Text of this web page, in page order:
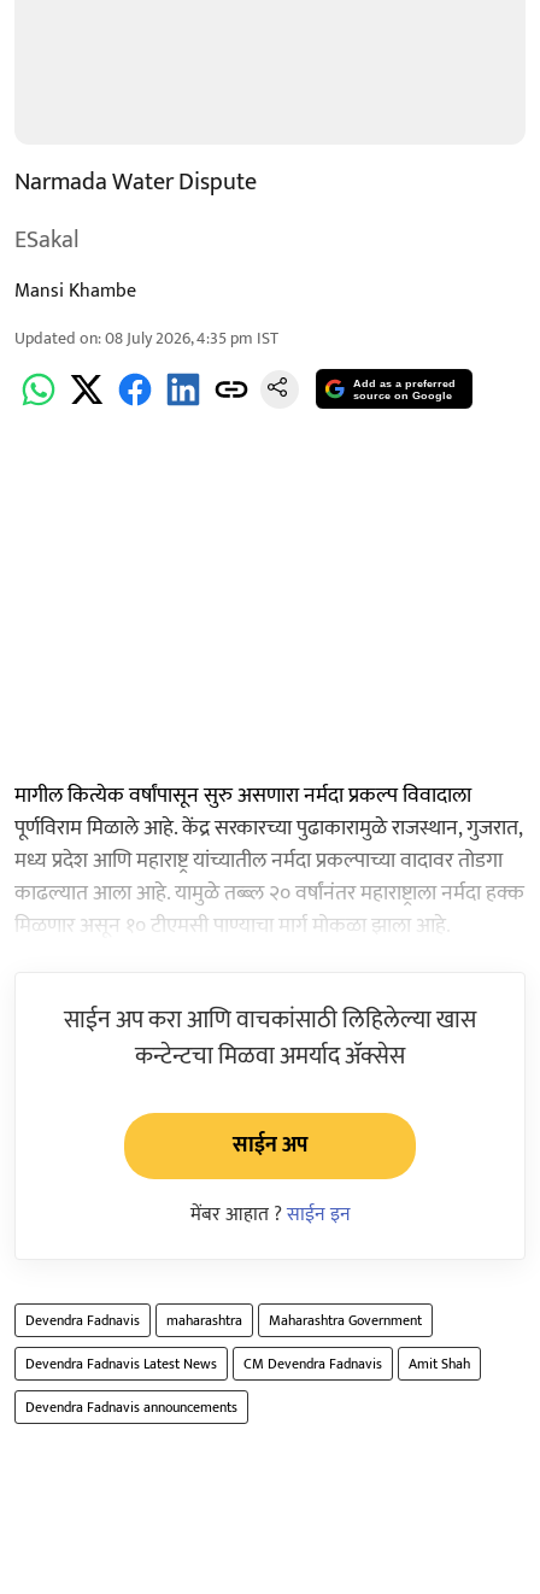
Narmada Water Dispute
ESakal
Mansi Khambe
Updated on:08 July 2026, 4:35 pm IST
Add as a preferred
source on Google
मागील कित्येक वर्षांपासून सुरु असणारा नर्मदा प्रकल्प विवादाला
पूर्णविराम मिळाले आहे. केंद्र सरकारच्या पुढाकारामुळे राजस्थान, गुजरात,
मध्य प्रदेश आणि महाराष्ट्र यांच्यातील नर्मदा प्रकल्पाच्या वादावर तोडगा
काढल्यात आला आहे. यामुळे तब्ब्ल २० वर्षांनंतर महाराष्ट्राला नर्मदा हक्क
मिळणार असून १० टीएमसी पाण्याचा मार्ग मोकळा झाला आहे.
साईन अप करा आणि वाचकांसाठी लिहिलेल्या खास
कन्टेन्टचा मिळवा अमर्याद ॲक्सेस
साईन अप
मेंबर आहात ?साईन इन
Devendra Fadnavis maharashtra
Maharashtra Government
Devendra Fadnavis Latest News
CM Devendra Fadnavis
Amit Shah
Devendra Fadnavis announcements